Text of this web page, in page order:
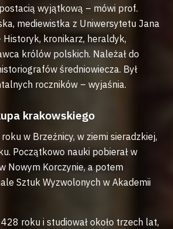
wyjątkową – mówi prof.
mediewistka z Uniwersytetu Jana
Historyk, kronikarz, heraldyk,
królów polskich. Należał do
średniowiecza. Był
roczników – wyjaśnia.
krakowskiego
w Brzeźnicy, w ziemi sieradzkiej,
Początkowo nauki pobierał w
Nowym Korczynie, a potem
Sztuk Wyzwolonych w Akademii
roku i studiował około trzech lat,